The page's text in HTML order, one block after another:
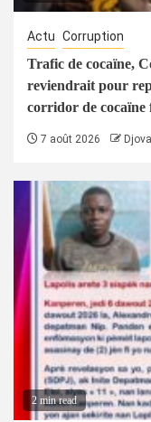
Actu Corruption
Trafic de cocaïne,
reviendrait pour
corridor de cocaïne
7 août 2026
2 min read